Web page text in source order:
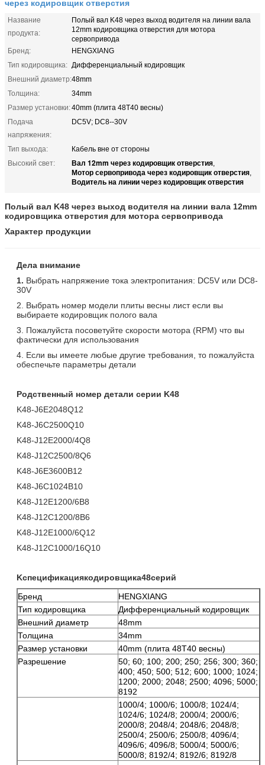
Название
продукта:
Полый вал K48 через выход водителя на линии вала
12mm кодировщика отверстия для мотора
сервопривода
Бренд:
HENGXIANG
Тип кодировщика: Дифференциальный кодировщик
Внешний диаметр:48mm
Толщина:
34mm
Размер установки:40mm (плита 48T40 весны)
Подача
напряжения:
DC5V; DC8--30V
Тип выхода:
Кабель вне от стороны
Высокий свет:
Вал 12mm через кодировщик отверстия,
Мотор сервопривода через кодировщик отверстия,
Водитель на линии через кодировщик отверстия
Полый вал K48 через выход водителя на линии вала 12mm
кодировщика отверстия для мотора сервопривода
Характер продукции
Дела внимание
1. Выбрать напряжение тока электропитания: DC5V или DC8-
30V
2. Выбрать номер модели плиты весны лист если вы
выбираете кодировщик полого вала
3. Пожалуйста посоветуйте скорости мотора (RPM) что вы
фактически для использования
4. Если вы имеете любые другие требования, то пожалуйста
обеспечьте параметры детали
Родственный номер детали серии K48
K48-J6E2048Q12
K48-J6C2500Q10
K48-J12E2000/4Q8
K48-J12C2500/8Q6
K48-J6E3600B12
K48-J6C1024B10
K48-J12E1200/6B8
K48-J12C1200/8B6
K48-J12E1000/6Q12
K48-J12C1000/16Q10
Kспецификациякодировщика48серий
Бренд
HENGXIANG
Тип кодировщика
Дифференциальный кодировщик
Внешний диаметр
48mm
Толщина
34mm
Размер установки
40mm (плита 48T40 весны)
Разрешение
50; 60; 100; 200; 250; 256; 300; 360;
400; 450; 500; 512; 600; 1000; 1024;
1200; 2000; 2048; 2500; 4096; 5000;
8192
1000/4; 1000/6; 1000/8; 1024/4;
1024/6; 1024/8; 2000/4; 2000/6;
2000/8; 2048/4; 2048/6; 2048/8;
2500/4; 2500/6; 2500/8; 4096/4;
4096/6; 4096/8; 5000/4; 5000/6;
5000/8; 8192/4; 8192/6; 8192/8